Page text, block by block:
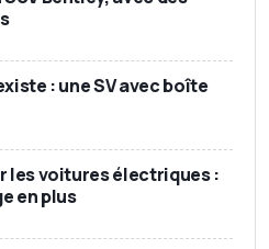
: une SV avec boîte
les voitures électriques :
en plus